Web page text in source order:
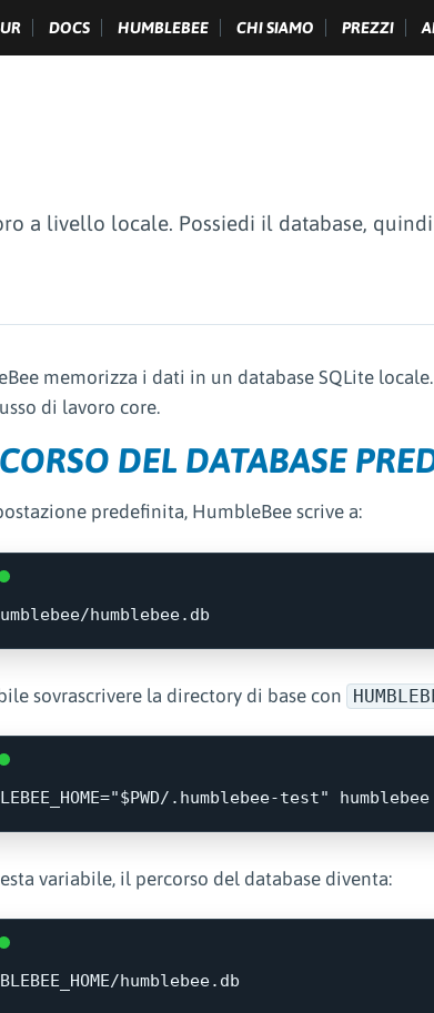
DOCS HUMBLEBEE CHI SIAMO PREZZI
a livello locale. Possiedi il database, quindi
memorizza i dati in un database SQLite
di lavoro core.
DEL DATABASE
predefinita, HumbleBee scrive a:
sovrascrivere la directory di base con
="$PWD/.humblebee-test"
variabile, il percorso del database diventa: